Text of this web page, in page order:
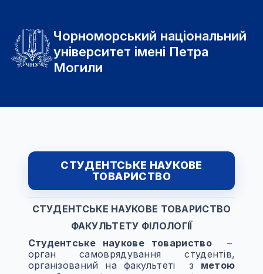
Чорноморський національний
університет імені Петра
Могили
СТУДЕНТСЬКЕ НАУКОВЕ
ТОВАРИСТВО
СТУДЕНТСЬКЕ НАУКОВЕ ТОВАРИСТВО
ФАКУЛЬТЕТУ ФІЛОЛОГІЇ
Студентське наукове товариство–
орган самоврядування студентів,
організований на факультеті з метою